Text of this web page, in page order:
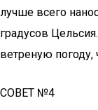
лучше всего
градусов
ветреную
СОВЕТ №4